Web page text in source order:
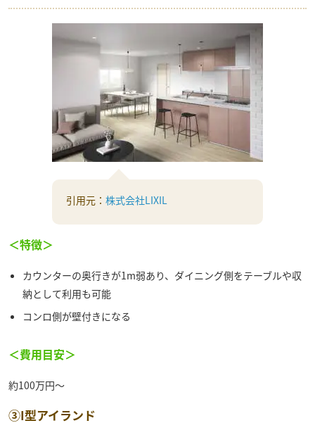
引用元： 株式会社LIXIL
＜特徴＞
カウンターの奥行きが1m弱あり、ダイニング側をテーブルや収
納として利用も可能
コンロ側が壁付きになる
＜費用目安＞
約100万円～
③I型アイランド